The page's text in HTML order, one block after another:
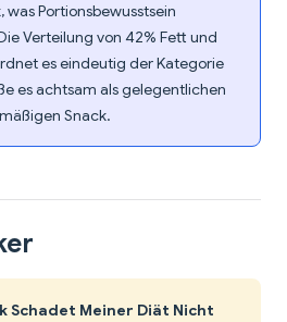
Portionsbewusstsein
Verteilung von 42% Fett und
es eindeutig der Kategorie
es achtsam als gelegentlichen
Snack.
Schadet Meiner Diät Nicht